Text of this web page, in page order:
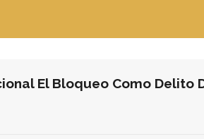
El Bloqueo Como Delito